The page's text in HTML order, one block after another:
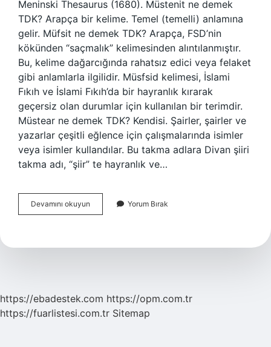
Meninski Thesaurus (1680). Müstenit ne demek
TDK? Arapça bir kelime. Temel (temelli) anlamına
gelir. Müfsit ne demek TDK? Arapça, FSD’nin
kökünden “saçmalık” kelimesinden alıntılanmıştır.
Bu, kelime dağarcığında rahatsız edici veya felaket
gibi anlamlarla ilgilidir. Müsfsid kelimesi, İslami
Fıkıh ve İslami Fıkıh’da bir hayranlık kırarak
geçersiz olan durumlar için kullanılan bir terimdir.
Müstear ne demek TDK? Kendisi. Şairler, şairler ve
yazarlar çeşitli eğlence için çalışmalarında isimler
veya isimler kullandılar. Bu takma adlara Divan şiiri
takma adı, “şiir” te hayranlık ve…
Devamını okuyun Müstefit
Ne
Yorum Bırak
https://ebadestek.com https://opm.com.tr
https://fuarlistesi.com.tr Sitemap